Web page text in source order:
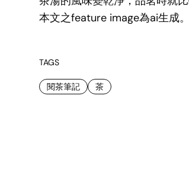
本文之feature image為ai生成。
TAGS
閱茶筆記 茶